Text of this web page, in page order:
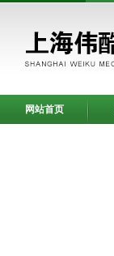
网站首页